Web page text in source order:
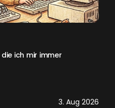
ich mir immer
3. Aug 2026